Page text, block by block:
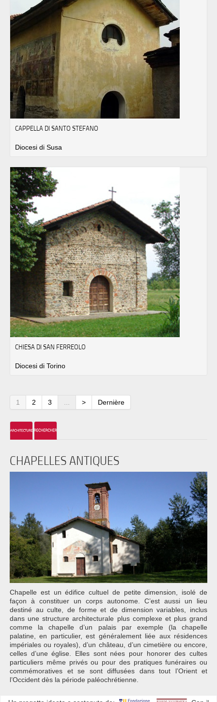
CAPPELLA DI SANTO STEFANO
Diocesi di Susa
CHIESA DI SAN FERREOLO
Diocesi di Torino
1 2 3 ... > Dernière
CHAPELLES ANTIQUES
Chapelle est un édifice cultuel de petite dimension, isolé de
façon à constituer un corps autonome. C’est aussi un lieu
destiné au culte, de forme et de dimension variables, inclus
dans une structure architecturale plus complexe et plus grand
comme la chapelle d’un palais par exemple (la chapelle
palatine, en particulier, est généralement liée aux résidences
impériales ou royales), d’un château, d’un cimetière ou encore,
celles d’une église. Elles sont nées pour honorer des cultes
particuliers même privés ou pour des pratiques funéraires ou
commémoratives et se sont diffusées dans tout l’Orient et
l’Occident dès la période paléochrétienne.